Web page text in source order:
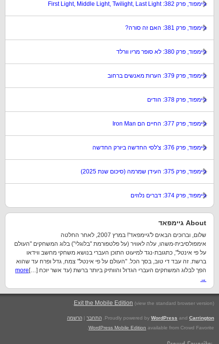
גיימפוד, פרק 382: First Light, Middle Light, Twilight, Last Light
גיימפוד, פרק 381: האם זה סורה?
גיימפוד, פרק 380: לא סופר מריו וורלד
גיימפוד, פרק 379: הערות מאנשים ברחוב
גיימפוד, פרק 378: הודים
גיימפוד, פרק 377: החיים הם Iron Man
גיימפוד, פרק 376: צ'לסי החדשה ביורק החדשה
גיימפוד, פרק 375: העידן שמרמה (סיכום שנת 2025)
גיימפוד, פרק 374: דברים נלוזים
About גיימפאד
שלום, וברוכים הבאים ל'גיימפאד'! במרץ 2007, לאחר החלטה
אימפולסיבית-משהו, עלה לאוויר (על פלטפורמת "בלוגלי") בלוג המשחקים "העולם
על פי אינטל", כתגובת-נגד למיעוט התוכן העברי בנושא משחקי מחשב ווידאו
ברשת. זה עבד די טוב, בסך הכל. "העולם על פי אינטל" צמח, גדל ופרח עד שהוא
הפך לבלוג המשחקים העברי הגדול והוותיק ביותר ברשת (עד אשר יוכח […] more
→
Exit the Mobile Edition (view the standard browser version)
.
Proudly powered by WordPress and Carrington התחבר | הרשמה
WordPress Mobile Edition available from Crowd Favorite.